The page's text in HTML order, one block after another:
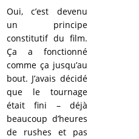
Oui, c’est devenu
un principe
constitutif du film.
Ça a fonctionné
comme ça jusqu’au
bout. J’avais décidé
que le tournage
était fini – déjà
beaucoup d’heures
de rushes et pas